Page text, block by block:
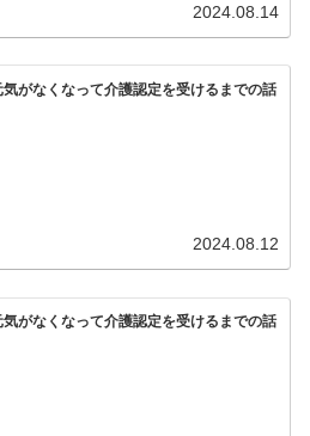
2024.08.14
気がなくなって介護認定を受けるまでの話
2024.08.12
気がなくなって介護認定を受けるまでの話